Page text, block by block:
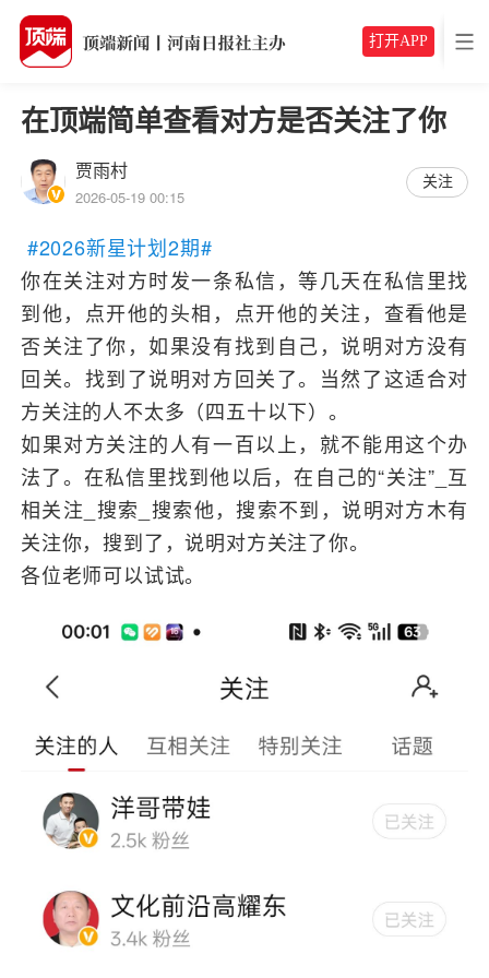
打开APP
在顶端简单查看对方是否关注了你
贾雨村
2026-05-19 00:15
关注
#2026新星计划2期#
你在关注对方时发一条私信，等几天在私信里找
到他，点开他的头相，点开他的关注，查看他是
否关注了你，如果没有找到自己，说明对方没有
回关。找到了说明对方回关了。当然了这适合对
方关注的人不太多（四五十以下）。
如果对方关注的人有一百以上，就不能用这个办
法了。在私信里找到他以后，在自己的“关注”_互
相关注_搜索_搜索他，搜索不到，说明对方木有
关注你，搜到了，说明对方关注了你。
各位老师可以试试。